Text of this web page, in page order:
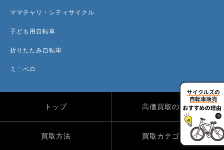
ママチャリ・シティサイクル
子ども用自転車
折りたたみ自転車
ミニベロ
トップ 高価買取のワケ
買取方法 買取カテゴリー